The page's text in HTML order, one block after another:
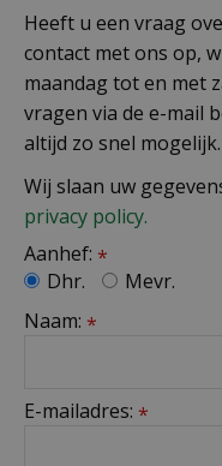
Heeft u een vraag
contact met ons op,
maandag tot en met
vragen via de e-mail
altijd zo snel mogelijk.
Wij slaan uw
privacy policy.
Aanhef: *
Dhr.
Mevr.
Naam: *
E-mailadres: *